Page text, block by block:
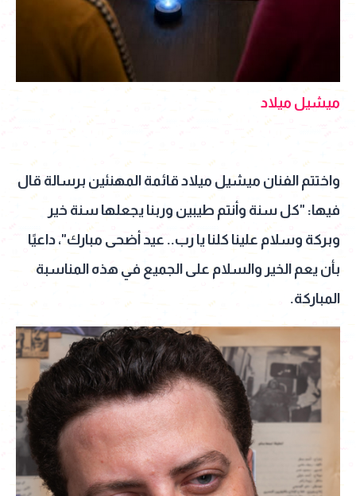
ميشيل ميلاد
واختتم الفنان ميشيل ميلاد قائمة المهنئين برسالة قال
فيها: "كل سنة وأنتم طيبين وربنا يجعلها سنة خير
وبركة وسلام علينا كلنا يا رب.. عيد أضحى مبارك"، داعيًا
بأن يعم الخير والسلام على الجميع في هذه المناسبة
المباركة.